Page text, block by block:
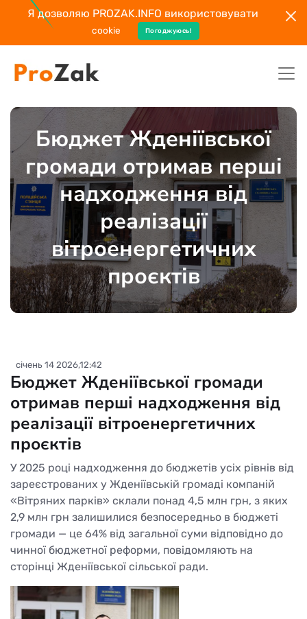
Я дозволяю PROZAK.INFO використовувати
cookie Погоджуюсь!
Бюджет Жденіївської
громади отримав перші
надходження від
реалізації
вітроенергетичних
проєктів
січень 14 2026,12:42
Бюджет Жденіївської громади
отримав перші надходження від
реалізації вітроенергетичних
проєктів
У 2025 році надходження до бюджетів усіх рівнів від
зареєстрованих у Жденіївській громаді компаній
«Вітряних парків» склали понад 4,5 млн грн, з яких
2,9 млн грн залишилися безпосередньо в бюджеті
громади — це 64% від загальної суми відповідно до
чинної бюджетної реформи, повідомляють на
сторінці Жденіївської сільської ради.